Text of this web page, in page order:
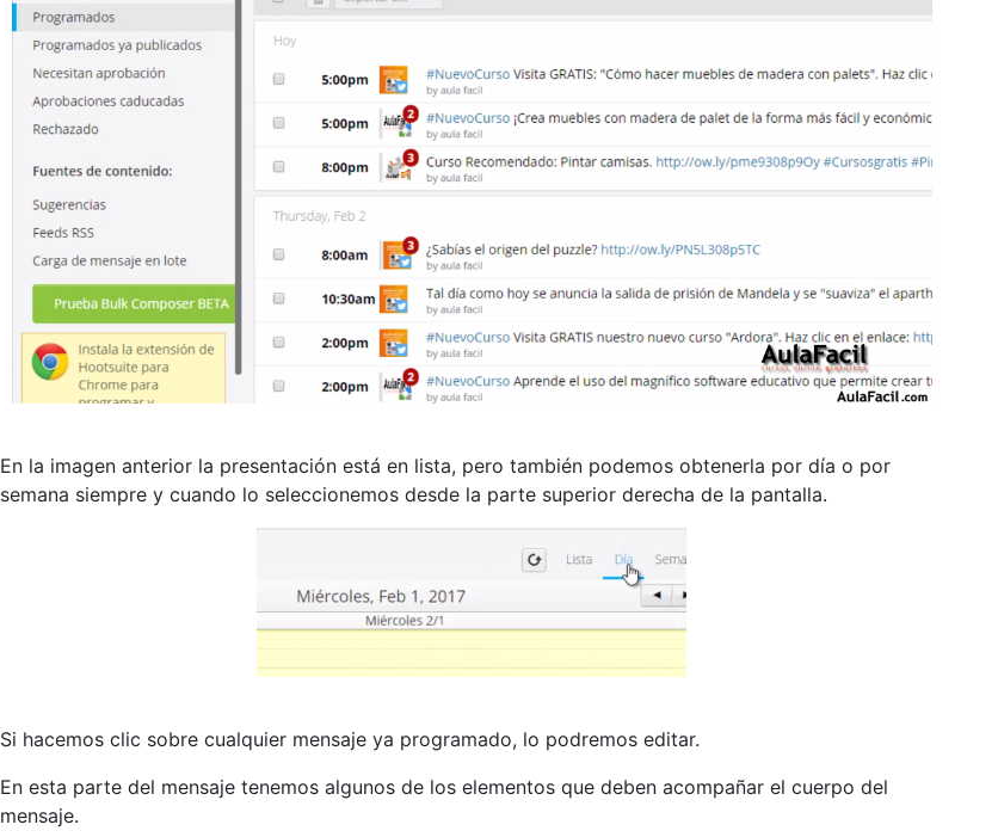
En la imagen anterior la presentación está en lista, pero también podemos obtenerla por día o por
semana siempre y cuando lo seleccionemos desde la parte superior derecha de la pantalla.
Si hacemos clic sobre cualquier mensaje ya programado, lo podremos editar.
En esta parte del mensaje tenemos algunos de los elementos que deben acompañar el cuerpo del
mensaje.